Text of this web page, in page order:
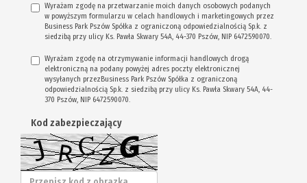
Wyrażam zgodę na przetwarzanie moich danych osobowych podanych
w powyższym formularzu w celach handlowych i marketingowych przez
Business Park Pszów Spółka z ograniczoną odpowiedzialnością Sp.k. z
siedzibą przy ulicy Ks. Pawła Skwary 54A, 44-370 Pszów, NIP 6472590070.
Wyrażam zgodę na otrzymywanie informacji handlowych drogą
elektroniczną na podany powyżej adres poczty elektronicznej
wysyłanych przezBusiness Park Pszów Spółka z ograniczoną
odpowiedzialnością Sp.k. z siedzibą przy ulicy Ks. Pawła Skwary 54A, 44-
370 Pszów, NIP 6472590070.
Kod zabezpieczający